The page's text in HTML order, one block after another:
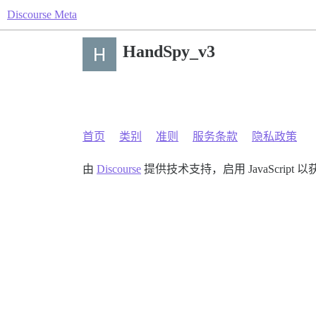
Discourse Meta
HandSpy_v3
首页 类别 准则 服务条款 隐私政策
由 Discourse 提供技术支持，启用 JavaScript 以